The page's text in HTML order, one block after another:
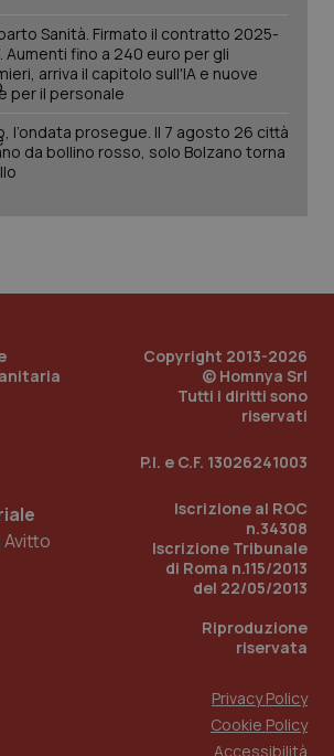
Sanità. Firmato il contratto 2025-
Aumenti fino a 240 euro per gli
arriva il capitolo sull'IA e nuove
per il personale
l’ondata prosegue. Il 7 agosto 26 città
da bollino rosso, solo Bolzano torna
Avitto
Copyright 2013-2026
© Homnya Srl
Tutti i diritti sono
riservati
P.I. e C.F. 13026241003
Iscrizione al ROC
n.34308
Iscrizione Tribunale
di Roma n.115/2013
del 22/05/2013
Riproduzione
riservata
Privacy Policy
Cookie Policy
Accessibilità
.quotidianosanita.it
1
mese